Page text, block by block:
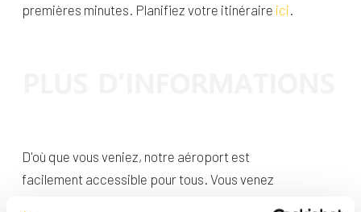
premières minutes. Planifiez votre itinéraire ici
D'où que vous veniez, notre aéroport est
facilement accessible pour tous. Vous venez